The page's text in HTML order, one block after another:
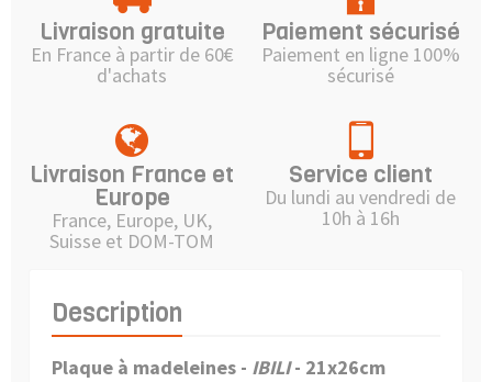
Livraison gratuite
En France à partir de 60€
d'achats
Paiement sécurisé
Paiement en ligne 100%
sécurisé
Livraison France et
Europe
France, Europe, UK,
Suisse et DOM-TOM
Service client
Du lundi au vendredi de
10h à 16h
Description
Plaque à madeleines - IBILI- 21x26cm